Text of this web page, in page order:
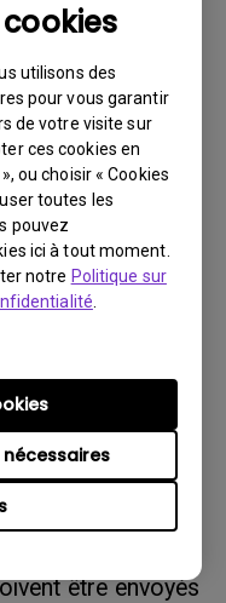
utilisons des
pour vous garantir
de votre visite sur
ces cookies en
ou choisir « Cookies
toutes les
pouvez
ici à tout moment.
notre Politique sur
à BenQ,
BenQ, ou à un
BenQ. Vous
taxes
et toutes
du Produit
de
et assumez
d’expédition
d’une description
et (iii) d’une
d’achat. Le
inscrit sur
être envoyés